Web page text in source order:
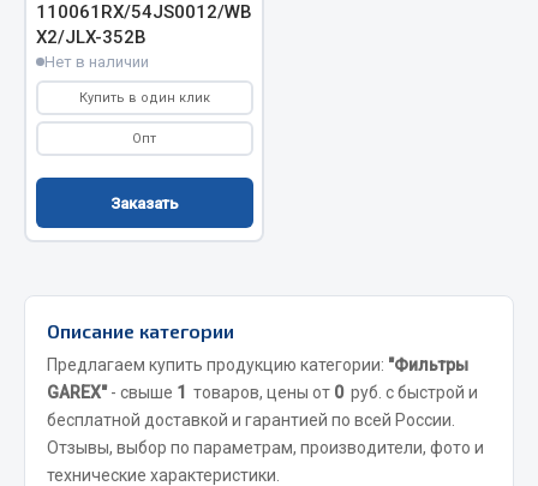
Автотовары
Автозвук
Автокаталоги
Аксессуары автомобильные
Аптечки и знаки автомобильные
Показать ещё
Весь раздел
Смазочные материалы
110061RX/54JS0012/WB202/JX0810B/LF16012/1012010-
X2/JLX-352B
Нет в наличии
Купить в один клик
Опт
Заказать
Описание категории
Предлагаем купить продукцию категории: "Фильтры
GAREX"- свыше 1 товаров, цены от 0 руб. с быстрой и
бесплатной доставкой и гарантией по всей России.
Отзывы, выбор по параметрам, производители, фото и
технические характеристики.